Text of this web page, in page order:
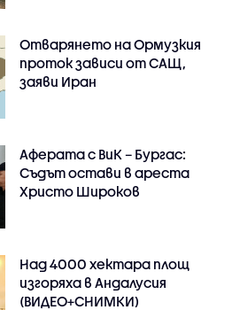
Отварянето на Ормузкия
проток зависи от САЩ,
заяви Иран
Аферата с ВиК – Бургас:
Съдът остави в ареста
Христо Широков
Над 4000 хектара площ
изгоряха в Андалусия
(ВИДЕО+СНИМКИ)